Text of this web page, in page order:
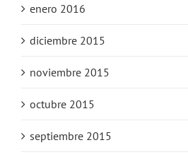
enero 2016
diciembre 2015
noviembre 2015
octubre 2015
septiembre 2015